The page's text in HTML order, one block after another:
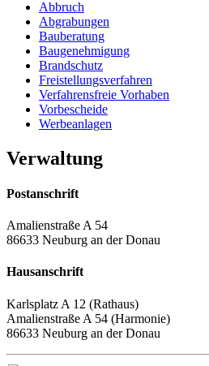
Abbruch
Abgrabungen
Bauberatung
Baugenehmigung
Brandschutz
Freistellungsverfahren
Verfahrensfreie Vorhaben
Vorbescheide
Werbeanlagen
Verwaltung
Postanschrift
Amalienstraße A 54
86633 Neuburg an der Donau
Hausanschrift
Karlsplatz A 12 (Rathaus)
Amalienstraße A 54 (Harmonie)
86633 Neuburg an der Donau